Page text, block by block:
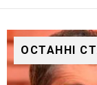
ОСТАННІ